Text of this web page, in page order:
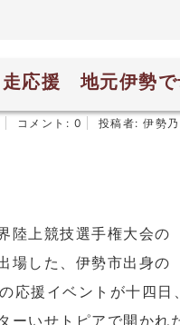
応援 地元伊勢で
コメント: 0 投稿者: 伊勢
陸上競技選手権大会の
場した、伊勢市出身の
応援イベントが十四日
ーいせトピアで開かれ